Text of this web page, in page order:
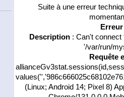
Suite à une erreur
Description: Can't connect
'/var/run/
Requête
(Linux; Android 14; Pixel 8)